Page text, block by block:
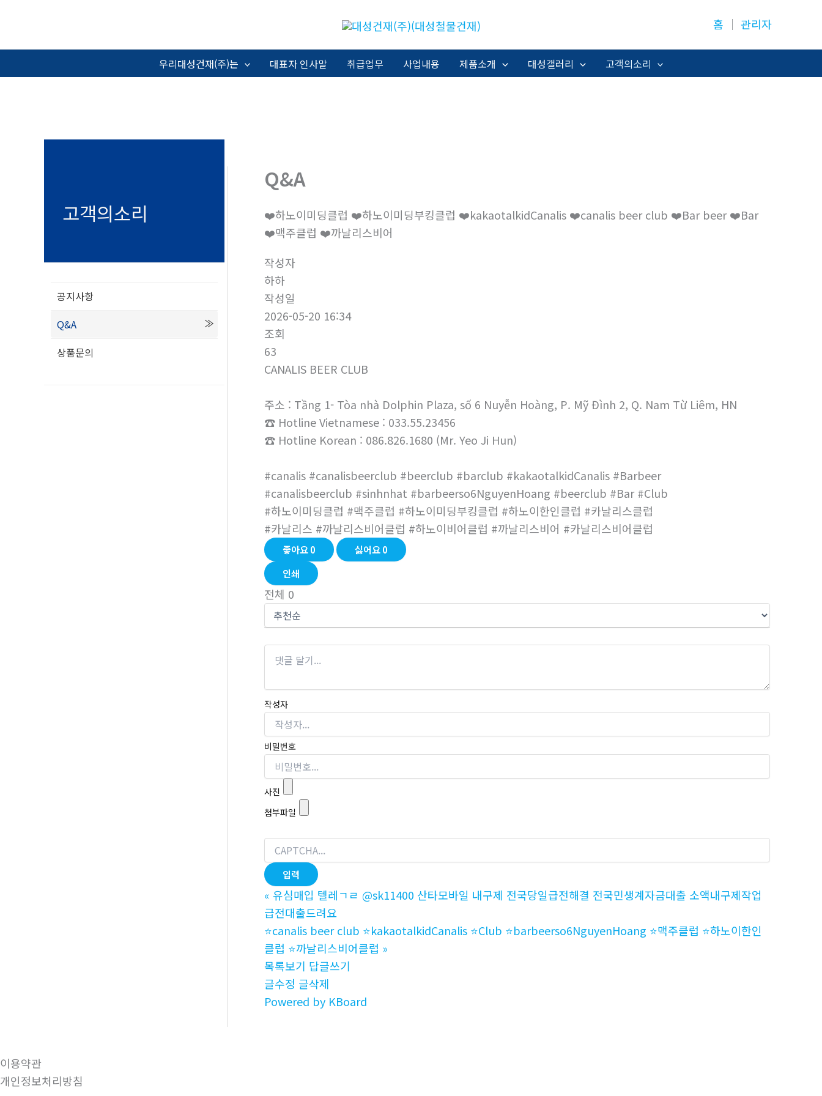
건
홈 │ 관리자
우리대성건재(주)는 대표자 인사말 취급업무 사업내용 제품소개 대성갤러리 고객의소리
고객의소리
공지사항
Q&A
상품문의
Q&A
❤️하노이미딩클럽 ❤️하노이미딩부킹클럽 ❤️kakaotalkidCanalis ❤️canalis beer club ❤️Bar beer ❤️Bar
❤️맥주클럽 ❤️까날리스비어
작성자
하하
작성일
2026-05-20 16:34
조회
63
CANALIS BEER CLUB
주소 : Tầng 1- Tòa nhà Dolphin Plaza, số 6 Nuyễn Hoàng, P. Mỹ Đình 2, Q. Nam Từ Liêm, HN
☎ Hotline Vietnamese : 033.55.23456
☎ Hotline Korean : 086.826.1680 (Mr. Yeo Ji Hun)
#canalis #canalisbeerclub #beerclub #barclub #kakaotalkidCanalis #Barbeer
#canalisbeerclub #sinhnhat #barbeerso6NguyenHoang #beerclub #Bar #Club
#하노이미딩클럽 #맥주클럽 #하노이미딩부킹클럽 #하노이한인클럽 #카날리스클럽
#카날리스 #까날리스비어클럽 #하노이비어클럽 #까날리스비어 #카날리스비어클럽
좋아요0 싫어요0
인쇄
전체 0
작성자
비밀번호
사진
첨부파일
« 유심매입 텔레ㄱㄹ @sk11400 산타모바일 내구제 전국당일급전해결 전국민생계자금대출 소액내구제작업
급전대출드려요
⭐️canalis beer club ⭐️kakaotalkidCanalis ⭐️Club ⭐️barbeerso6NguyenHoang ⭐️맥주클럽 ⭐️하노이한인
클럽 ⭐️까날리스비어클럽 »
목록보기 답글쓰기
글수정 글삭제
Powered by KBoard
이용약관
개인정보처리방침